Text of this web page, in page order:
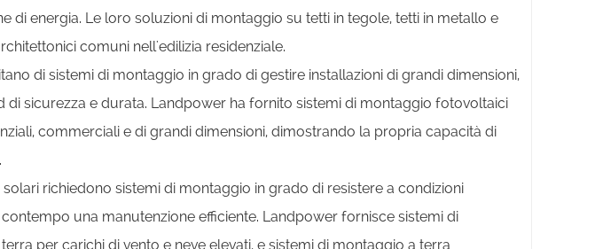
di energia. Le loro soluzioni di montaggio su tetti in tegole, tetti in metallo e
comuni nell'edilizia residenziale.
di sistemi di montaggio in grado di gestire installazioni di grandi dimensioni,
sicurezza e durata. Landpower ha fornito sistemi di montaggio fotovoltaici
commerciali e di grandi dimensioni, dimostrando la propria capacità di
solari richiedono sistemi di montaggio in grado di resistere a condizioni
una manutenzione efficiente. Landpower fornisce sistemi di
per carichi di vento e neve elevati, e sistemi di montaggio a terra